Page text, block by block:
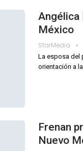
Angélica
México
StarMedia
La esposa del
orientación a
Frenan
Nuevo